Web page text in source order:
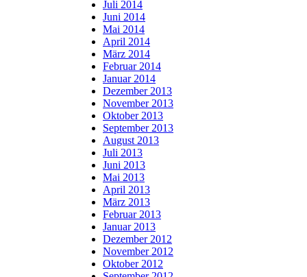
Juli 2014
Juni 2014
Mai 2014
April 2014
März 2014
Februar 2014
Januar 2014
Dezember 2013
November 2013
Oktober 2013
September 2013
August 2013
Juli 2013
Juni 2013
Mai 2013
April 2013
März 2013
Februar 2013
Januar 2013
Dezember 2012
November 2012
Oktober 2012